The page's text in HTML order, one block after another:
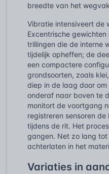
breedte van het
Vibratie intensiveert de
Excentrische gewichten
trillingen die de interne
tijdelijk opheffen; de
een compactere
grondsoorten, zoals
diep in de laag door
onderaf naar boven te
monitort de voortgang
registreren sensoren
tijdens de rit. Het
gangen. Net zo lang
achterlaten in het
Variaties in